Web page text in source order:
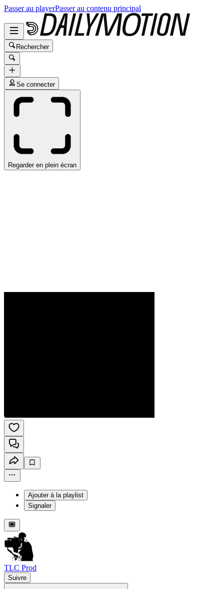
Passer au playerPasser au contenu principal
Rechercher
Se connecter
Regarder en plein écran
Ajouter à la playlist
Signaler
TLC Prod
Suivre